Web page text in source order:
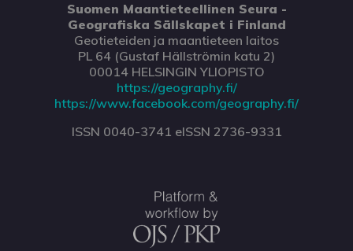
Suomen Maantieteellinen Seura -
Geografiska Sällskapet i Finland
Geotieteiden ja maantieteen laitos
PL 64 (Gustaf Hällströmin katu 2)
00014 HELSINGIN YLIOPISTO
https://geography.fi/
https://www.facebook.com/geography.fi/
ISSN 0040-3741 eISSN 2736-9331